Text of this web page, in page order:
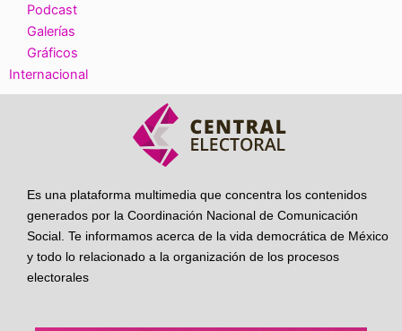
Podcast
Galerías
Gráficos
Internacional
Es una plataforma multimedia que concentra los contenidos
generados por la Coordinación Nacional de Comunicación
Social. Te informamos acerca de la vida democrática de México
y todo lo relacionado a la organización de los procesos
electorales